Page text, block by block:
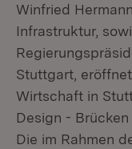
Winfried
Infrastruktur,
Stuttgart,
Wirtschaft in
Design -
Die im Rahmen